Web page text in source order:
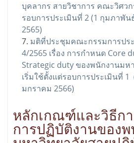
บุคลากร สายวิชาการ คณะวิศว
รอบการประเมินที่ 2 (1 กุมภาพัน
2565)
มติที่ประชุมคณะกรรมการปร
4/2565 เรื่อง การกำหนด Core
Strategic duty ของพนักงานมห
เริ่มใช้ตั้งแต่รอบการประเมินที่ 1
มกราคม 2566)
หลักเกณฑ์และวิธีกา
การปฏิบัติงานของ